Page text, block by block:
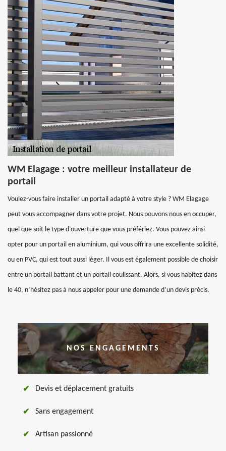
WM Elagage : votre meilleur installateur de
portail
Voulez-vous faire installer un portail adapté à votre style ? WM Elagage
peut vous accompagner dans votre projet. Nous pouvons nous en occuper,
quel que soit le type d’ouverture que vous préfériez. Vous pouvez ainsi
opter pour un portail en aluminium, qui vous offrira une excellente solidité,
ou en PVC, qui est tout aussi léger. Il vous est également possible de choisir
entre un portail battant et un portail coulissant. Alors, si vous habitez dans
le 40, n’hésitez pas à nous appeler pour une demande d’un devis précis.
NOS ENGAGEMENTS
Devis et déplacement gratuits
Sans engagement
Artisan passionné